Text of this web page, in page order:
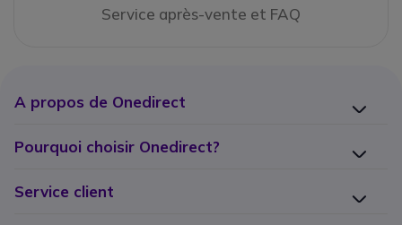
Service après-vente et FAQ
A propos de Onedirect
Pourquoi choisir Onedirect?
Service client